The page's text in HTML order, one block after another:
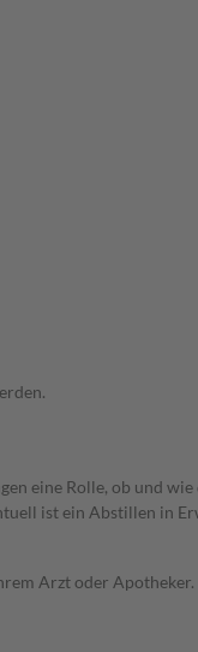
eine Rolle, ob und
ist ein Abstillen in
Arzt oder